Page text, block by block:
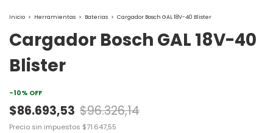
Inicio > Herramientas > Baterias > Cargador Bosch GAL 18V-40 Blister
Cargador Bosch GAL 18V-40
Blister
-10% OFF
$86.693,53 $96.326,14
Precio sin impuestos $71.647,55